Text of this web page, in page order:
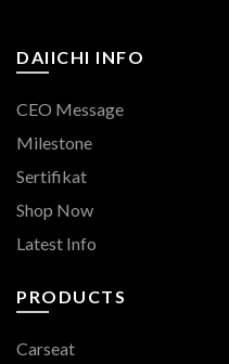
DAIICHI INFO
CEO Message
Milestone
Sertifikat
Shop Now
Latest Info
PRODUCTS
Carseat